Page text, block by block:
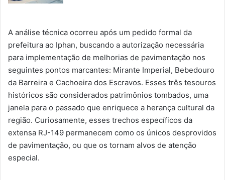
A análise técnica ocorreu após um pedido formal da
prefeitura ao Iphan, buscando a autorização necessária
para implementação de melhorias de pavimentação nos
seguintes pontos marcantes: Mirante Imperial, Bebedouro
da Barreira e Cachoeira dos Escravos. Esses três tesouros
históricos são considerados patrimônios tombados, uma
janela para o passado que enriquece a herança cultural da
região. Curiosamente, esses trechos específicos da
extensa RJ-149 permanecem como os únicos desprovidos
de pavimentação, ou que os tornam alvos de atenção
especial.